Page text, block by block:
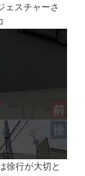
ェスチャーさ
徐行が大切と